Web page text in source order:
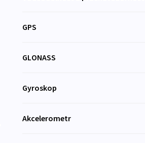
GPS
GLONASS
Gyroskop
Akcelerometr